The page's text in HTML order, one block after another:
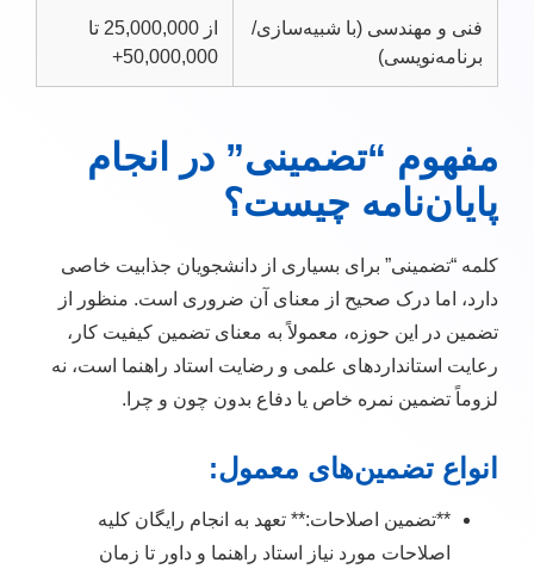
فنی و مهندسی (با شبیه‌سازی/
برنامه‌نویسی)
از 25,000,000 تا
50,000,000+
مفهوم “تضمینی” در انجام
پایان‌نامه چیست؟
کلمه “تضمینی” برای بسیاری از دانشجویان جذابیت خاصی
دارد، اما درک صحیح از معنای آن ضروری است. منظور از
تضمین در این حوزه، معمولاً به معنای تضمین کیفیت کار،
رعایت استانداردهای علمی و رضایت استاد راهنما است، نه
لزوماً تضمین نمره خاص یا دفاع بدون چون و چرا.
انواع تضمین‌های معمول:
**تضمین اصلاحات:** تعهد به انجام رایگان کلیه
اصلاحات مورد نیاز استاد راهنما و داور تا زمان